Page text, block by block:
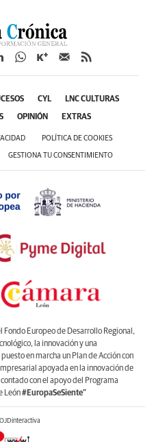
CYL LNC CULTURAS
OPINIÓN EXTRAS
POLÍTICA DE COOKIES
GESTIONA TU CONSENTIMIENTO
Europeo de Desarrollo Regional,
la innovación y una
en marcha un Plan de Acción con
apoyada en la innovación de
con el apoyo del Programa
León#EuropaSeSiente”